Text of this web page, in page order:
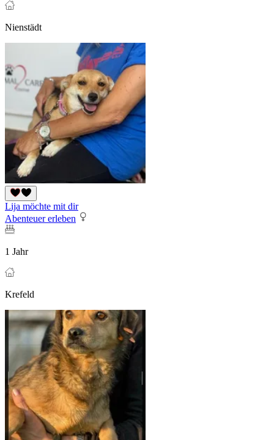
Nienstädt
Lija möchte mit dir
Abenteuer erleben
1 Jahr
Krefeld